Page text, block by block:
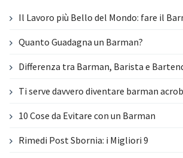
Il Lavoro più Bello del Mondo: fare il
Quanto Guadagna un Barman?
Differenza tra Barman, Barista e
Ti serve davvero diventare barman
10 Cose da Evitare con un Barman
Rimedi Post Sbornia: i Migliori 9